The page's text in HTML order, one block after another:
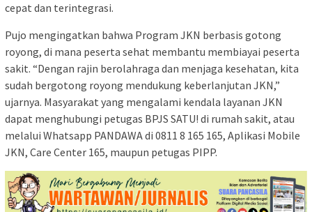
cepat dan terintegrasi.
Pujo mengingatkan bahwa Program JKN berbasis gotong
royong, di mana peserta sehat membantu membiayai peserta
sakit. “Dengan rajin berolahraga dan menjaga kesehatan, kita
sudah bergotong royong mendukung keberlanjutan JKN,”
ujarnya. Masyarakat yang mengalami kendala layanan JKN
dapat menghubungi petugas BPJS SATU! di rumah sakit, atau
melalui Whatsapp PANDAWA di 0811 8 165 165, Aplikasi Mobile
JKN, Care Center 165, maupun petugas PIPP.